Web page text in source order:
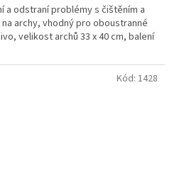
a odstraní problémy s čištěním a
archy, vhodný pro oboustranné
velikost archů 33 x 40 cm, balení
Kód: 1428